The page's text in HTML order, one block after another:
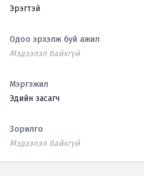
Эрэгтэй
Одоо эрхэлж буй ажил
Мэдээлэл байхгүй
Мэргэжил
Эдийн засагч
Зорилго
Мэдээлэл байхгүй